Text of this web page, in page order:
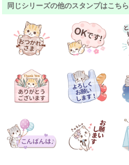
同じシリーズの他のスタンプはこちら